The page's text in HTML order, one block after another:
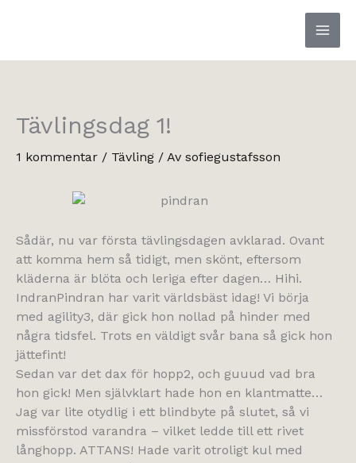
Tävlingsdag 1!
1 kommentar / Tävling / Av sofiegustafsson
Sådär, nu var första tävlingsdagen avklarad. Ovant
att komma hem så tidigt, men skönt, eftersom
kläderna är blöta och leriga efter dagen… Hihi.
IndranPindran har varit världsbäst idag! Vi börja
med agility3, där gick hon nollad på hinder med
några tidsfel. Trots en väldigt svår bana så gick hon
jättefint!
Sedan var det dax för hopp2, och guuud vad bra
hon gick! Men självklart hade hon en klantmatte…
Jag var lite otydlig i ett blindbyte på slutet, så vi
missförstod varandra – vilket ledde till ett rivet
långhopp. ATTANS! Hade varit otroligt kul med